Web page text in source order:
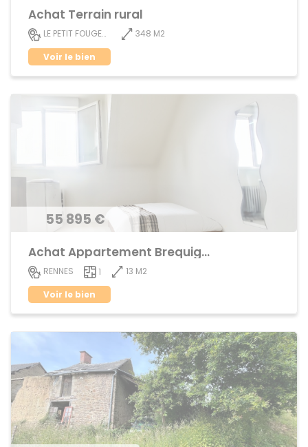
Achat Terrain rural
LE PETIT FOUGERAY
348 M2
Voir le bien
55 895 €
Achat Appartement Brequigny
RENNES 1
13 M2
Voir le bien